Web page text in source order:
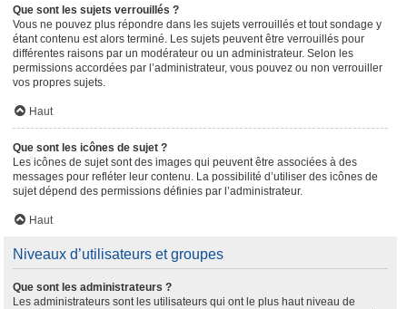
Que sont les sujets verrouillés ?
Vous ne pouvez plus répondre dans les sujets verrouillés et tout sondage y
étant contenu est alors terminé. Les sujets peuvent être verrouillés pour
différentes raisons par un modérateur ou un administrateur. Selon les
permissions accordées par l’administrateur, vous pouvez ou non verrouiller
vos propres sujets.
Haut
Que sont les icônes de sujet ?
Les icônes de sujet sont des images qui peuvent être associées à des
messages pour refléter leur contenu. La possibilité d’utiliser des icônes de
sujet dépend des permissions définies par l’administrateur.
Haut
Niveaux d’utilisateurs et groupes
Que sont les administrateurs ?
Les administrateurs sont les utilisateurs qui ont le plus haut niveau de